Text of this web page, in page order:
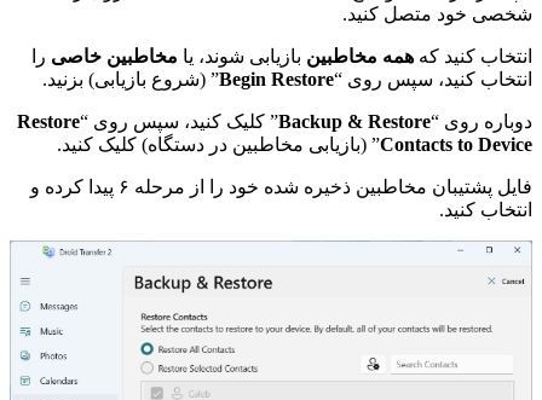
شخصی خود متصل کنید.
انتخاب کنید که همه مخاطبین بازیابی شوند، یا مخاطبین خاصی را
انتخاب کنید، سپس روی “Begin Restore” (شروع بازیابی) بزنید.
دوباره روی “Backup & Restore” کلیک کنید، سپس روی “Restore
Contacts to Device” (بازیابی مخاطبین در دستگاه) کلیک کنید.
فایل پشتیبان مخاطبین ذخیره شده خود را از مرحله ۶ پیدا کرده و
انتخاب کنید.